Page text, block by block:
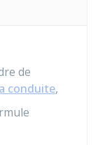
de
conduite,